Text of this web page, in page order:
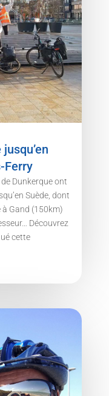
Ferry
Dunkerque ont
Suède, dont
Gand (150km)
Découvrez
cette